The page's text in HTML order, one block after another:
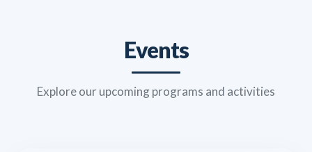
Events
Explore our upcoming programs and activities